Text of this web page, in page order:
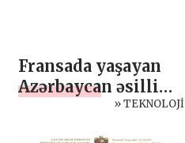
Fransada yaşayan
Azərbaycan əsilli
pianoçu medalla
» TEKNOLOJİ